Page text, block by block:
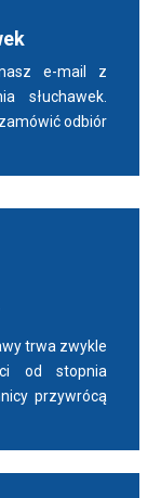
e-mail z
słuchawek.
odbiór
trwa zwykle
od stopnia
przywrócą